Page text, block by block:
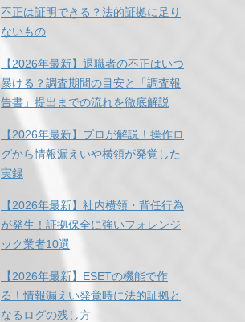
不正は証明できる？法的証拠に足り
ないもの
【2026年最新】退職者の不正はいつ
暴ける？調査期間の目安と「調査報
告書」提出までの流れを徹底解説
【2026年最新】プロが解説！操作ロ
グから情報漏えいや横領が発覚した
実録
【2026年最新】社内横領・背任行為
が発生！証拠保全に強いフォレンジ
ック業者10選
【2026年最新】ESETの機能で作
る！情報漏えい発覚時に法的証拠と
なるログの残し方